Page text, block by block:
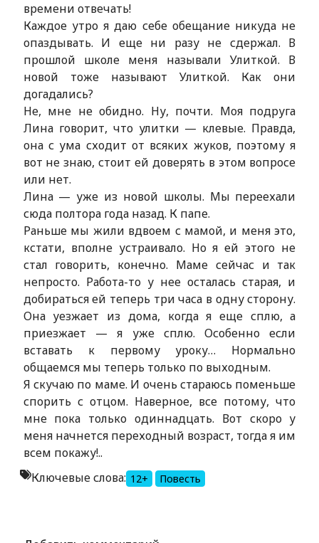
времени отвечать!
Каждое утро я даю себе обещание никуда не
опаздывать. И еще ни разу не сдержал. В
прошлой школе меня называли Улиткой. В
новой тоже называют Улиткой. Как они
догадались?
Не, мне не обидно. Ну, почти. Моя подруга
Лина говорит, что улитки — клевые. Правда,
она с ума сходит от всяких жуков, поэтому я
вот не знаю, стоит ей доверять в этом вопросе
или нет.
Лина — уже из новой школы. Мы переехали
сюда полтора года назад. К папе.
Раньше мы жили вдвоем с мамой, и меня это,
кстати, вполне устраивало. Но я ей этого не
стал говорить, конечно. Маме сейчас и так
непросто. Работа-то у нее осталась старая, и
добираться ей теперь три часа в одну сторону.
Она уезжает из дома, когда я еще сплю, а
приезжает — я уже сплю. Особенно если
вставать к первому уроку… Нормально
общаемся мы теперь только по выходным.
Я скучаю по маме. И очень стараюсь поменьше
спорить с отцом. Наверное, все потому, что
мне пока только одиннадцать. Вот скоро у
меня начнется переходный возраст, тогда я им
всем покажу!..
Ключевые слова: 12+ Повесть